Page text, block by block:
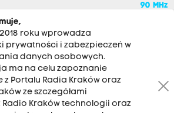
90 MHz
roku wprowadza
prywatności i zabezpieczeń w
danych osobowych.
ma na celu zapoznanie
Portalu Radia Kraków oraz
ze szczegółami
Kraków technologii oraz